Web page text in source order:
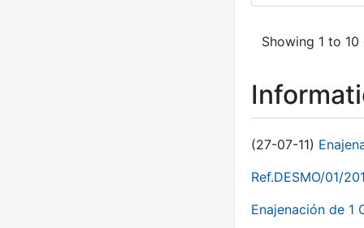
Showing 1 to
(27-07-11)
Ref.DESMO/01/
Enajenación de 1